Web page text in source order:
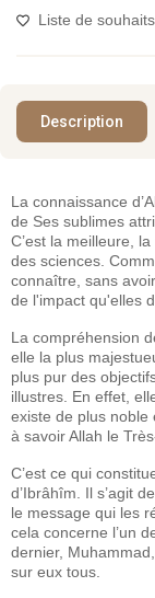
Liste de souhaits
Description
La connaissance
de Ses sublimes
C’est la meilleure,
des sciences.
connaître, sans
de l'impact qu'elles
La compréhension
elle la plus
plus pur des
illustres. En effet,
existe de plus noble
à savoir Allah le
C’est ce qui
d’Ibrâhîm. Il s’agit
le message qui les
cela concerne l’un
dernier,
sur eux tous.